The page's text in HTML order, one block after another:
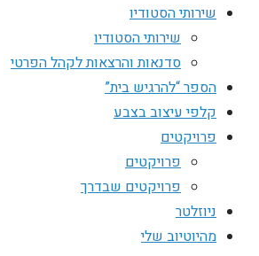
שירותי הסטודיו
שירותי הסטודיו
סדנאות והרצאות לקהל הפרטי
הספר “להרגיש בית”
קלפי עיצוב בצבע
פרויקטים
פרויקטים
פרויקטים שבדרך
ניוזלטר
מהיוטיוב שלי